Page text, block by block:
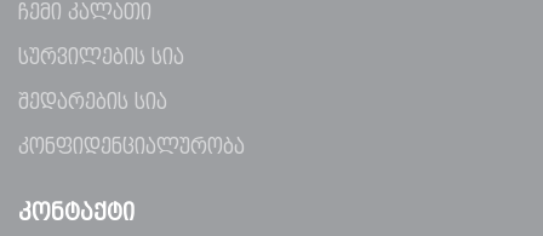
ჩემი კალათი
სურვილების სია
შედარების სია
კონფიდენციალურობა
ᲙᲝᲜᲢᲐᲥᲢᲘ